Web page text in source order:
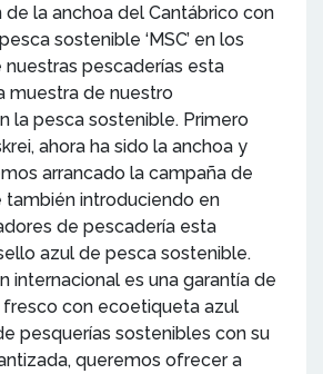
de la anchoa del Cantábrico con
sostenible ‘MSC’ en los
pescaderías esta
muestra de nuestro
la pesca sostenible. Primero
ahora ha sido la anchoa y
arrancado la campaña de
introduciendo en
de pescadería esta
azul de pesca sostenible.
internacional es una garantía de
con ecoetiqueta azul
pesquerías sostenibles con su
queremos ofrecer a